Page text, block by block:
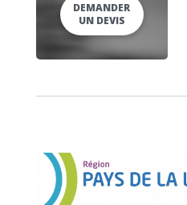
DEMANDER
UN DEVIS